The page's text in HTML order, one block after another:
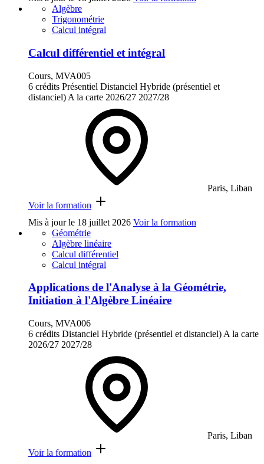
Algèbre
Trigonométrie
Calcul intégral
Calcul différentiel et intégral
Cours, MVA005
6 crédits Présentiel Distanciel Hybride (présentiel et
distanciel) A la carte 2026/27 2027/28
Paris, Liban
Voir la formation
Mis à jour le 18 juillet 2026 Voir la formation
Géométrie
Algèbre linéaire
Calcul différentiel
Calcul intégral
Applications de l'Analyse à la Géométrie,
Initiation à l'Algèbre Linéaire
Cours, MVA006
6 crédits Distanciel Hybride (présentiel et distanciel) A la carte
2026/27 2027/28
Paris, Liban
Voir la formation